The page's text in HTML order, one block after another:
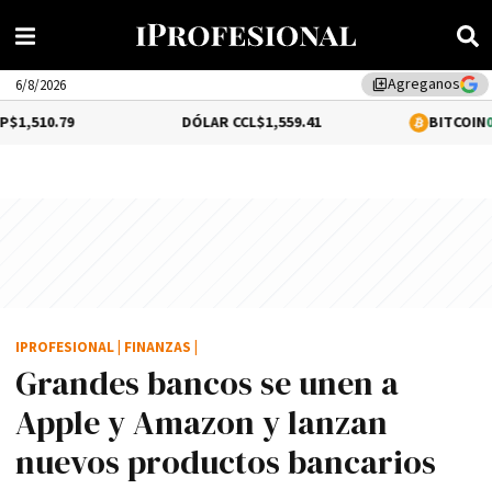
library_addAgreganos
6/8/2026
$1,559.41 0.16%
Grandes bancos se unen a
Apple y Amazon y lanzan
nuevos productos bancarios
IPROFESIONAL FINANZAS